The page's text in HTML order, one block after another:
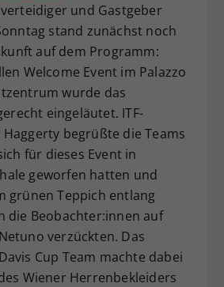
und Gastgeber
stand zunächst noch
auf dem Programm:
Welcome Event im Palazzo
wurde das
eingeläutet. ITF-
begrüßte die Teams
für dieses Event in
geworfen hatten und
grünen Teppich entlang
die Beobachter:innen auf
verzückten. Das
Cup Team machte dabei
Wiener Herrenbekleiders